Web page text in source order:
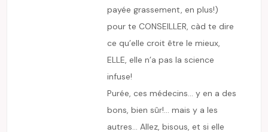
payée grassement, en plus!)
pour te CONSEILLER, càd te dire
ce qu’elle croit être le mieux,
ELLE, elle n’a pas la science
infuse!
Purée, ces médecins… y en a des
bons, bien sûr!… mais y a les
autres… Allez, bisous, et si elle